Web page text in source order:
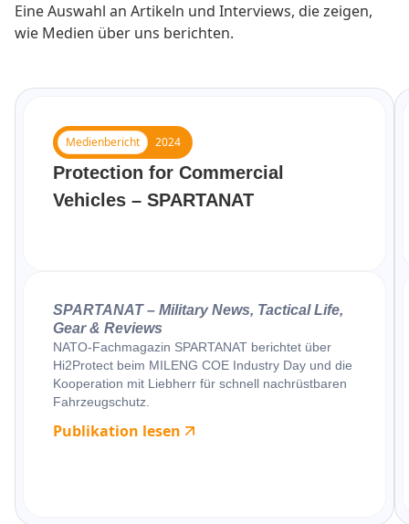
Eine Auswahl an Artikeln und Interviews, die zeigen,
wie Medien über uns berichten.
Medienbericht 2024
Protection for Commercial
Vehicles – SPARTANAT
SPARTANAT – Military News, Tactical Life,
Gear & Reviews
NATO-Fachmagazin SPARTANAT berichtet über
Hi2Protect beim MILENG COE Industry Day und die
Kooperation mit Liebherr für schnell nachrüstbaren
Fahrzeugschutz.
Publikation lesen